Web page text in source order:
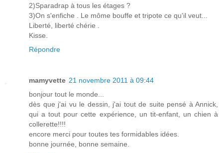
2)Sparadrap à tous les étages ?
3)On s'enfiche . Le môme bouffe et tripote ce qu'il veut...
Liberté, liberté chérie .
Kisse.
Répondre
mamyvette 21 novembre 2011 à 09:44
bonjour tout le monde...
dès que j'ai vu le dessin, j'ai tout de suite pensé à Annick,
qui a tout pour cette expérience, un tit-enfant, un chien à
collerette!!!!
encore merci pour toutes tes formidables idées.
bonne journée, bonne semaine.